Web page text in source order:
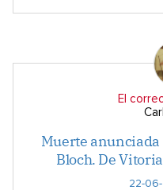
El
Muerte
Bloch. De
22-